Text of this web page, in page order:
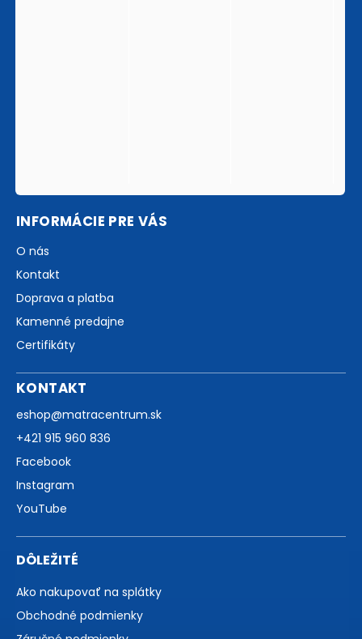
INFORMÁCIE PRE VÁS
O nás
Kontakt
Doprava a platba
Kamenné predajne
Certifikáty
KONTAKT
eshop@matracentrum.sk
+421 915 960 836
Facebook
Instagram
YouTube
DÔLEŽITÉ
Ako nakupovať na splátky
Obchodné podmienky